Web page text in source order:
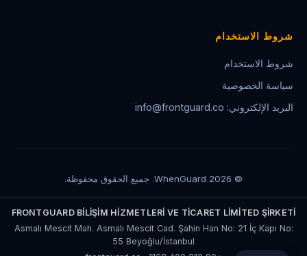
شروط الاستخدام
شروط الاستخدام
سياسة الخصوصية
البريد الإلكتروني: info@frontguard.co
© 2026 WhenGuard. جميع الحقوق محفوظة.
FRONTGUARD BİLİŞİM HİZMETLERİ VE TİCARET LİMİTED ŞİRKETİ
Asmalı Mescit Mah. Asmalı Mescit Cad. Şahin Han No: 21 İç Kapı No:
55 Beyoğlu/İstanbul